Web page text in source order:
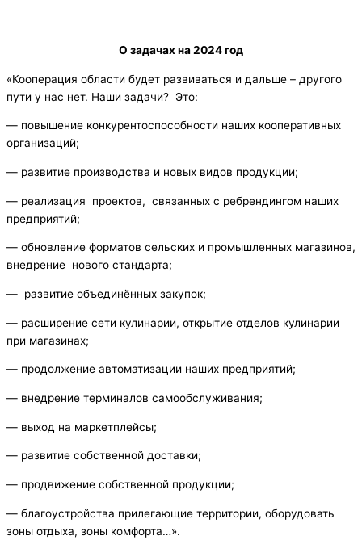
О задачах на 2024 год
«Кооперация области будет развиваться и дальше – другого
пути у нас нет. Наши задачи? Это:
— повышение конкурентоспособности наших кооперативных
организаций;
— развитие производства и новых видов продукции;
— реализация проектов, связанных с ребрендингом наших
предприятий;
— обновление форматов сельских и промышленных магазинов,
внедрение нового стандарта;
— развитие объединённых закупок;
— расширение сети кулинарии, открытие отделов кулинарии
при магазинах;
— продолжение автоматизации наших предприятий;
— внедрение терминалов самообслуживания;
— выход на маркетплейсы;
— развитие собственной доставки;
— продвижение собственной продукции;
— благоустройства прилегающие территории, оборудовать
зоны отдыха, зоны комфорта…».